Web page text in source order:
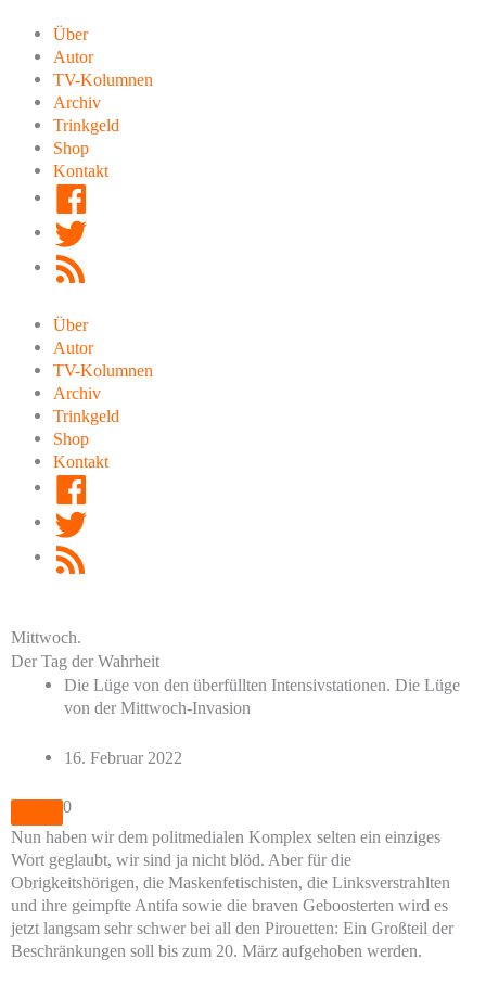
Inhalt
springen
Über
Autor
TV-Kolumnen
Archiv
Trinkgeld
Shop
Kontakt
Über
Autor
TV-Kolumnen
Archiv
Trinkgeld
Shop
Kontakt
Mittwoch.
Der Tag der Wahrheit
Die Lüge von den überfüllten Intensivstationen. Die Lüge
von der Mittwoch-Invasion
16. Februar 2022
0
Nun haben wir dem politmedialen Komplex selten ein einziges
Wort geglaubt, wir sind ja nicht blöd. Aber für die
Obrigkeitshörigen, die Maskenfetischisten, die Linksverstrahlten
und ihre geimpfte Antifa sowie die braven Geboosterten wird es
jetzt langsam sehr schwer bei all den Pirouetten: Ein Großteil der
Beschränkungen soll bis zum 20. März aufgehoben werden.